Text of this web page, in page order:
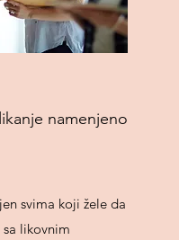
namenjeno
svima koji žele da
sa likovnim